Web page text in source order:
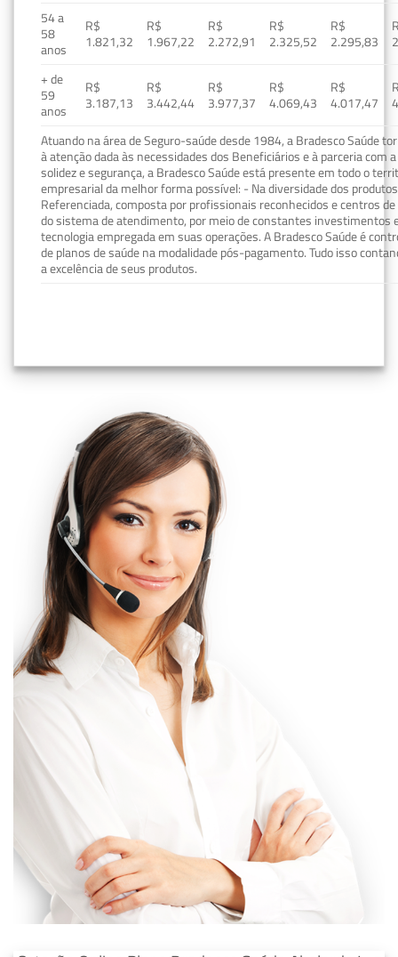
54 a
58
anos
R$
1.821,32
R$
1.967,22
R$
2.272,91
R$
2.325,52
R$
2.295,83
+ de
59
anos
R$
3.187,13
R$
3.442,44
R$
3.977,37
R$
4.069,43
R$
4.017,47
Atuando na área de Seguro-saúde desde 1984, a Bradesco Saúde
à atenção dada às necessidades dos Beneficiários e à parceria com
solidez e segurança, a Bradesco Saúde está presente em todo o
empresarial da melhor forma possível: - Na diversidade dos
Referenciada, composta por profissionais reconhecidos e centros
do sistema de atendimento, por meio de constantes investimentos
tecnologia empregada em suas operações. A Bradesco Saúde é
de planos de saúde na modalidade pós-pagamento. Tudo isso
a excelência de seus produtos.